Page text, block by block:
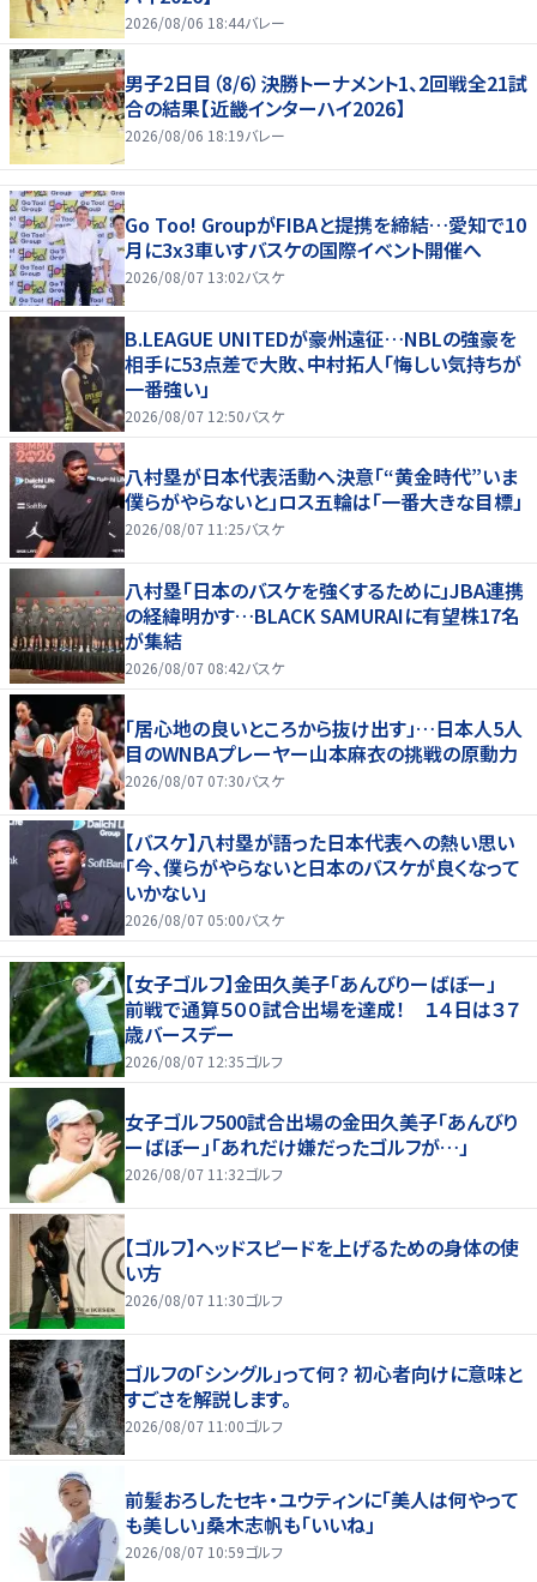
2026/08/06 18:44バレー
男子2日目（8/6）決勝トーナメント1、2回戦全21試
合の結果【近畿インターハイ2026】
2026/08/06 18:19バレー
Go Too! GroupがFIBAと提携を締結…愛知で10
月に3x3車いすバスケの国際イベント開催へ
2026/08/07 13:02バスケ
B.LEAGUE UNITEDが豪州遠征…NBLの強豪を
相手に53点差で大敗、中村拓人「悔しい気持ちが
一番強い」
2026/08/07 12:50バスケ
八村塁が日本代表活動へ決意「“黄金時代”いま
僕らがやらないと」ロス五輪は「一番大きな目標」
2026/08/07 11:25バスケ
八村塁「日本のバスケを強くするために」JBA連携
の経緯明かす…BLACK SAMURAIに有望株17名
が集結
2026/08/07 08:42バスケ
「居心地の良いところから抜け出す」…日本人5人
目のWNBAプレーヤー山本麻衣の挑戦の原動力
2026/08/07 07:30バスケ
【バスケ】八村塁が語った日本代表への熱い思い
「今、僕らがやらないと日本のバスケが良くなって
いかない」
2026/08/07 05:00バスケ
【女子ゴルフ】金田久美子「あんびりーばぼー」
前戦で通算５００試合出場を達成！ １４日は３７
歳バースデー
2026/08/07 12:35ゴルフ
女子ゴルフ500試合出場の金田久美子「あんびり
ーばぼー」「あれだけ嫌だったゴルフが…」
2026/08/07 11:32ゴルフ
【ゴルフ】ヘッドスピードを上げるための身体の使
い方
2026/08/07 11:30ゴルフ
ゴルフの「シングル」って何？ 初心者向けに意味と
すごさを解説します。
2026/08/07 11:00ゴルフ
前髪おろしたセキ・ユウティンに「美人は何やって
も美しい」桑木志帆も「いいね」
2026/08/07 10:59ゴルフ